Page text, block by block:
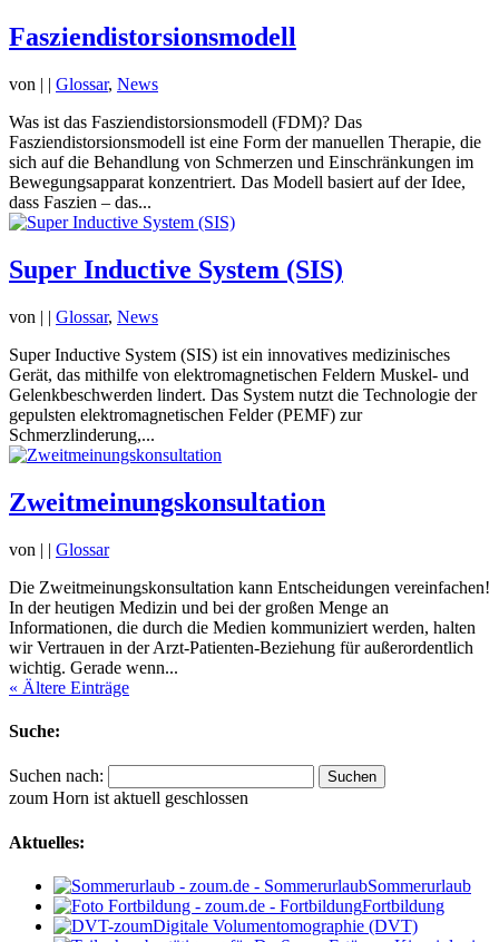
Fasziendistorsionsmodell
von | | Glossar, News
Was ist das Fasziendistorsionsmodell (FDM)? Das
Fasziendistorsionsmodell ist eine Form der manuellen Therapie, die
sich auf die Behandlung von Schmerzen und Einschränkungen im
Bewegungsapparat konzentriert. Das Modell basiert auf der Idee,
dass Faszien – das...
Super Inductive System (SIS)
von | | Glossar, News
Super Inductive System (SIS) ist ein innovatives medizinisches
Gerät, das mithilfe von elektromagnetischen Feldern Muskel- und
Gelenkbeschwerden lindert. Das System nutzt die Technologie der
gepulsten elektromagnetischen Felder (PEMF) zur
Schmerzlinderung,...
Zweitmeinungskonsultation
von | | Glossar
Die Zweitmeinungskonsultation kann Entscheidungen vereinfachen!
In der heutigen Medizin und bei der großen Menge an
Informationen, die durch die Medien kommuniziert werden, halten
wir Vertrauen in der Arzt-Patienten-Beziehung für außerordentlich
wichtig. Gerade wenn...
« Ältere Einträge
Suche:
Suchen nach:
zoum Horn ist aktuell geschlossen
Aktuelles:
Sommerurlaub
Fortbildung
Digitale Volumentomographie (DVT)